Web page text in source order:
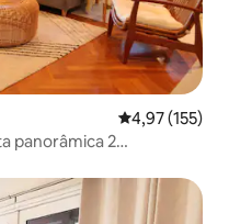
4,97 de uma
4,97 (155)
panorâmica 2